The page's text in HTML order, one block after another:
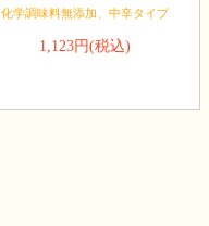
化学調味料無添加、中辛タイプ
1,123円(税込)